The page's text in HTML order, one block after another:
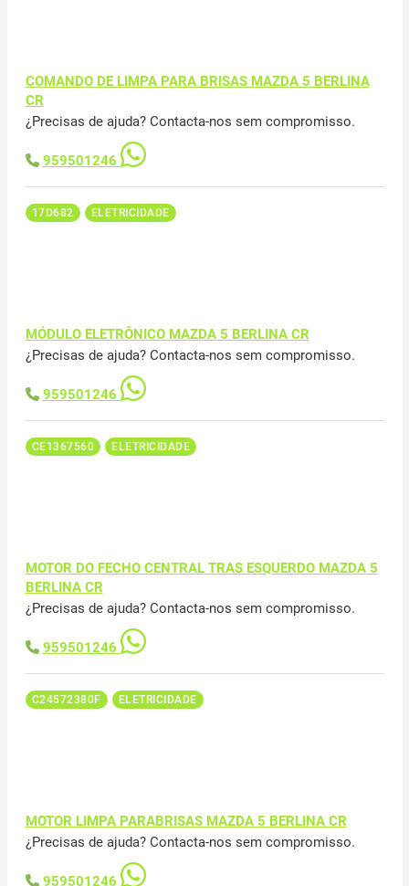
COMANDO DE LIMPA PARA BRISAS MAZDA 5 BERLINA
CR
¿Precisas de ajuda? Contacta-nos sem compromisso.
959501246
17D682 ELETRICIDADE
MÓDULO ELETRÔNICO MAZDA 5 BERLINA CR
¿Precisas de ajuda? Contacta-nos sem compromisso.
959501246
CE1367560 ELETRICIDADE
MOTOR DO FECHO CENTRAL TRAS ESQUERDO MAZDA 5
BERLINA CR
¿Precisas de ajuda? Contacta-nos sem compromisso.
959501246
C24572380F ELETRICIDADE
MOTOR LIMPA PARABRISAS MAZDA 5 BERLINA CR
¿Precisas de ajuda? Contacta-nos sem compromisso.
959501246